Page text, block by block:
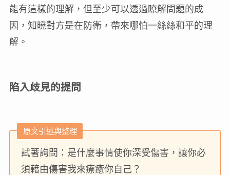
能有這樣的理解，但至少可以透過瞭解問題的成
因，知曉對方是在防衛，帶來哪怕一絲絲和平的理
解。
陷入歧見的提問
原文引述與整理
試著詢問：是什麼事情使你深受傷害，讓你必
須藉由傷害我來療癒你自己？